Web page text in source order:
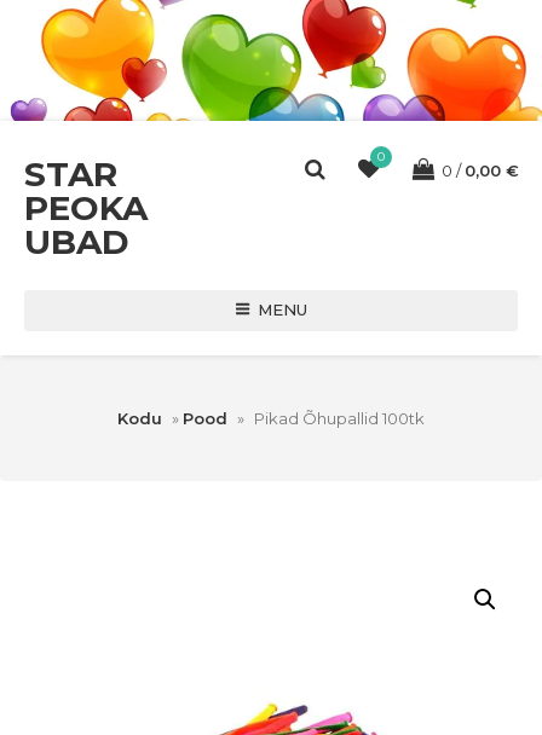
STAR
PEOKA
UBAD
0
0 0,00 €
MENU
Kodu » Pood » Pikad Õhupallid 100tk